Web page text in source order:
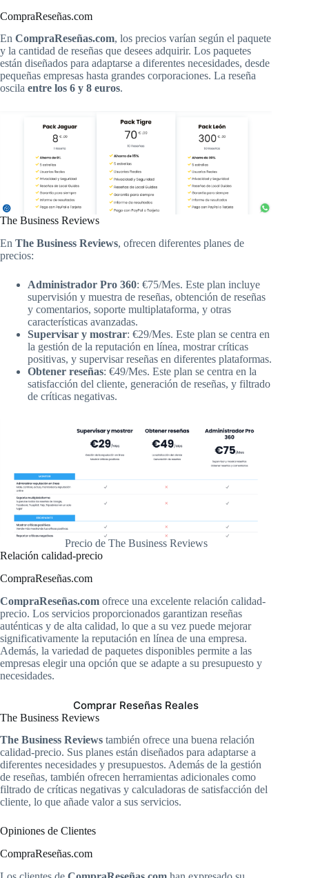
CompraReseñas.com
En CompraReseñas.com, los precios varían según el paquete
y la cantidad de reseñas que desees adquirir. Los paquetes
están diseñados para adaptarse a diferentes necesidades, desde
pequeñas empresas hasta grandes corporaciones. La reseña
oscila entre los 6 y 8 euros.
The Business Reviews
En The Business Reviews, ofrecen diferentes planes de
precios:
Administrador Pro 360: €75/Mes. Este plan incluye
supervisión y muestra de reseñas, obtención de reseñas
y comentarios, soporte multiplataforma, y otras
características avanzadas.
Supervisar y mostrar: €29/Mes. Este plan se centra en
la gestión de la reputación en línea, mostrar críticas
positivas, y supervisar reseñas en diferentes plataformas.
Obtener reseñas: €49/Mes. Este plan se centra en la
satisfacción del cliente, generación de reseñas, y filtrado
de críticas negativas.
Precio de The Business Reviews
Relación calidad-precio
CompraReseñas.com
CompraReseñas.com ofrece una excelente relación calidad-
precio. Los servicios proporcionados garantizan reseñas
auténticas y de alta calidad, lo que a su vez puede mejorar
significativamente la reputación en línea de una empresa.
Además, la variedad de paquetes disponibles permite a las
empresas elegir una opción que se adapte a su presupuesto y
necesidades.
Comprar Reseñas Reales
The Business Reviews
The Business Reviews también ofrece una buena relación
calidad-precio. Sus planes están diseñados para adaptarse a
diferentes necesidades y presupuestos. Además de la gestión
de reseñas, también ofrecen herramientas adicionales como
filtrado de críticas negativas y calculadoras de satisfacción del
cliente, lo que añade valor a sus servicios.
Opiniones de Clientes
CompraReseñas.com